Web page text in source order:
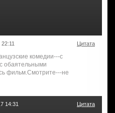
Цитата
комедии---с
обаятельными
фильм.Смотрите---не
14:31 Цитата